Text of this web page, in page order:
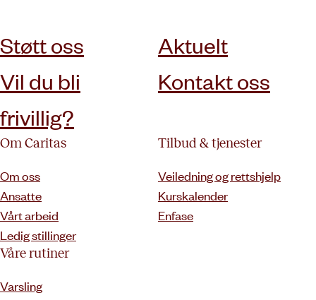
Støtt oss
Aktuelt
Vil du bli
frivillig?
Kontakt oss
Om Caritas
Om oss
Ansatte
Vårt arbeid
Ledig stillinger
Tilbud & tjenester
Veiledning og rettshjelp
Kurskalender
Enfase
Våre rutiner
Varsling